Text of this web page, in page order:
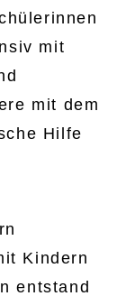
mit
mit dem
Hilfe
Kindern
entstand